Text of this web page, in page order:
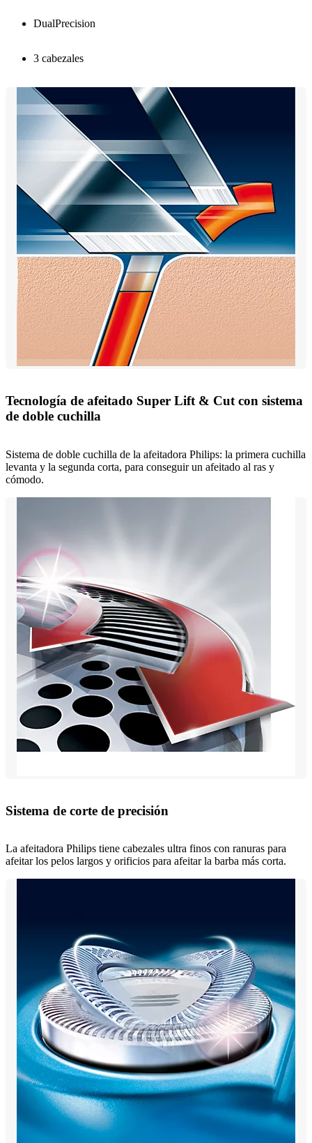
DualPrecision
3 cabezales
Tecnología de afeitado Super Lift & Cut con sistema
de doble cuchilla
Sistema de doble cuchilla de la afeitadora Philips: la primera cuchilla
levanta y la segunda corta, para conseguir un afeitado al ras y
cómodo.
Sistema de corte de precisión
La afeitadora Philips tiene cabezales ultra finos con ranuras para
afeitar los pelos largos y orificios para afeitar la barba más corta.